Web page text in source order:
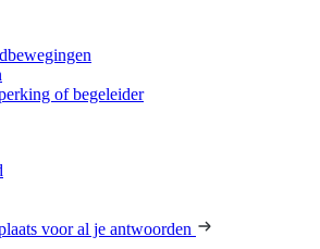
of begeleider
voor al je antwoorden